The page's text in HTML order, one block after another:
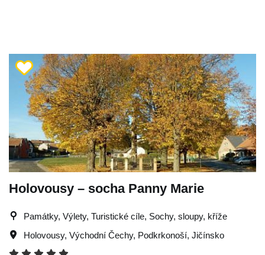
Holovousy – socha Panny Marie
Památky, Výlety, Turistické cíle, Sochy, sloupy, kříže
Holovousy, Východní Čechy, Podkrkonoší, Jičínsko